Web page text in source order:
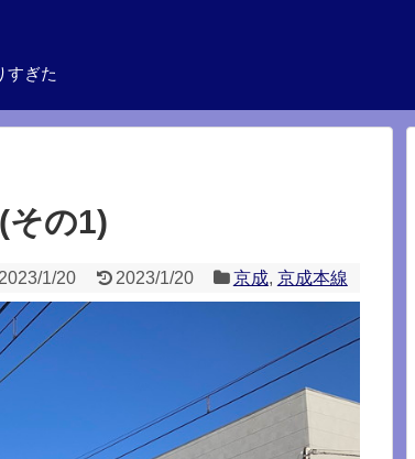
すぎた
その1)
2023/1/20 2023/1/20 京成, 京成本線